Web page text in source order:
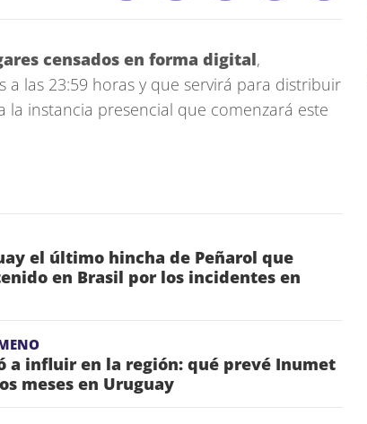
censados en forma digital,
las 23:59 horas y que servirá para distribuir
instancia presencial que comenzará este
el último hincha de Peñarol que
en Brasil por los incidentes en
a influir en la región: qué prevé Inumet
meses en Uruguay